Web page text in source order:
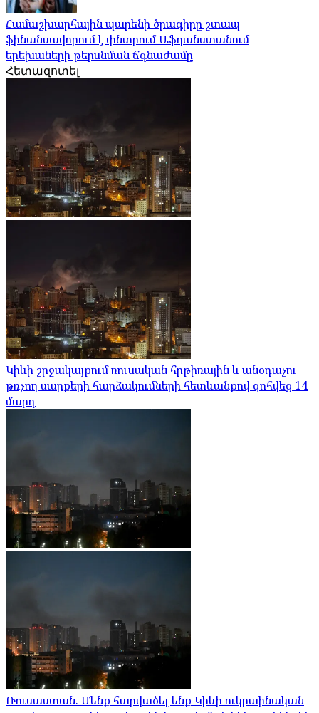
Համաշխարհային պարենի ծրագիրը շտապ
ֆինանսավորում է փնտրում Աֆղանստանում
երեխաների թերսնման ճգնաժամը
Հետազոտել
Կիևի շրջակայքում ռուսական հրթիռային և անօդաչու
թռչող սարքերի հարձակումների հետևանքով զոհվեց 14
մարդ
Ռուսաստան. Մենք հարվածել ենք Կիևի ուկրաինական